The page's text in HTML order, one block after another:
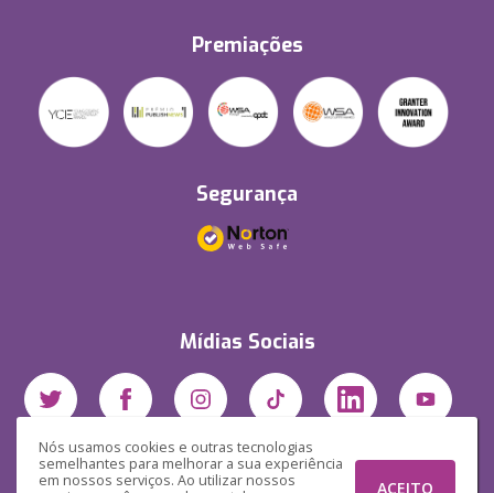
Nós usamos cookies e outras tecnologias
semelhantes para melhorar a sua experiência
em nossos serviços. Ao utilizar nossos
ACEITO
Premiações
Segurança
Mídias Sociais